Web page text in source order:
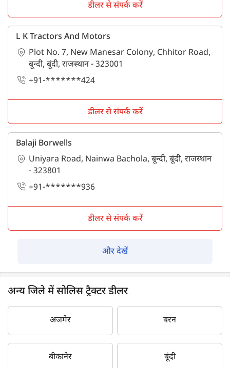
डीलर से संपर्क करें
L K Tractors And Motors
Plot No. 7, New Manesar Colony, Chhitor Road,
बून्दी, बूंदी, राजस्थान - 323001
+91-*******424
डीलर से संपर्क करें
Balaji Borwells
Uniyara Road, Nainwa Bachola, बून्दी, बूंदी, राजस्थान
- 323801
+91-*******936
डीलर से संपर्क करें
और देखें
अन्य जिले में सोलिस ट्रैक्टर डीलर
अजमेर बरन
बीकानेर बूंदी